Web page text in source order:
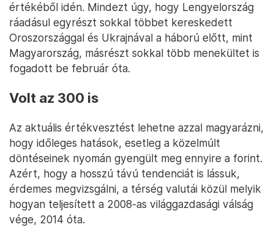
értékéből idén. Mindezt úgy, hogy Lengyelország
ráadásul egyrészt sokkal többet kereskedett
Oroszországgal és Ukrajnával a háború előtt, mint
Magyarország, másrészt sokkal több menekültet is
fogadott be február óta.
Volt az 300 is
Az aktuális értékvesztést lehetne azzal magyarázni,
hogy időleges hatások, esetleg a közelmúlt
döntéseinek nyomán gyengült meg ennyire a forint.
Azért, hogy a hosszú távú tendenciát is lássuk,
érdemes megvizsgálni, a térség valutái közül melyik
hogyan teljesített a 2008-as világgazdasági válság
vége, 2014 óta.